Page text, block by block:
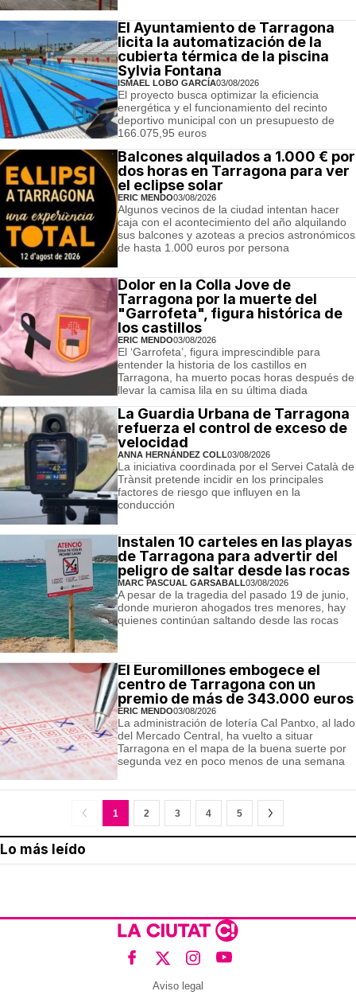
El Ayuntamiento de Tarragona
licita la automatización de la
cubierta térmica de la piscina
Sylvia Fontana
ISMAEL LOBO GARCÍA03/08/2026
El proyecto busca optimizar la eficiencia
energética y el funcionamiento del recinto
deportivo municipal con un presupuesto de
166.075,95 euros
Balcones alquilados a 1.000 € por
dos horas en Tarragona para ver
el eclipse solar
ERIC MENDO03/08/2026
Algunos vecinos de la ciudad intentan hacer
caja con el acontecimiento del año alquilando
sus balcones y azoteas a precios astronómicos
de hasta 1.000 euros por persona
Dolor en la Colla Jove de
Tarragona por la muerte del
"Garrofeta", figura histórica de
los castillos
ERIC MENDO03/08/2026
El ‘Garrofeta’, figura imprescindible para
entender la historia de los castillos en
Tarragona, ha muerto pocas horas después de
llevar la camisa lila en su última diada
La Guardia Urbana de Tarragona
refuerza el control de exceso de
velocidad
ANNA HERNÁNDEZ COLL03/08/2026
La iniciativa coordinada por el Servei Català de
Trànsit pretende incidir en los principales
factores de riesgo que influyen en la
conducción
Instalen 10 carteles en las playas
de Tarragona para advertir del
peligro de saltar desde las rocas
MARC PASCUAL GARSABALL03/08/2026
A pesar de la tragedia del pasado 19 de junio,
donde murieron ahogados tres menores, hay
quienes continúan saltando desde las rocas
El Euromillones embogece el
centro de Tarragona con un
premio de más de 343.000 euros
ERIC MENDO03/08/2026
La administración de lotería Cal Pantxo, al lado
del Mercado Central, ha vuelto a situar
Tarragona en el mapa de la buena suerte por
segunda vez en poco menos de una semana
1 2 3 4 5
Lo más leído
Aviso legal